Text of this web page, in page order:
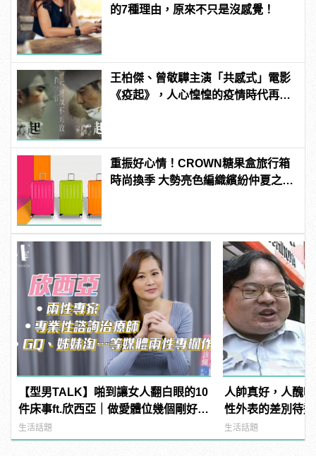
的7種理由，原來不只是沒感覺！
王柏傑、曾敬驊主演「共感式」電影
《疫起》，人心惶惶的疫情時代再度
重振好心情！CROWN糖果盒旅行箱
時尚換季 大勢亮色編織繽紛仲夏之
【型男TALK】啪到讓女人翻白眼的10
件床事ft.欣西亞｜做愛體位幾個剛好？
抽插時間xx分鐘是極限！
生活話題
人帥真好，人醜
性外表的差別待
生活話題